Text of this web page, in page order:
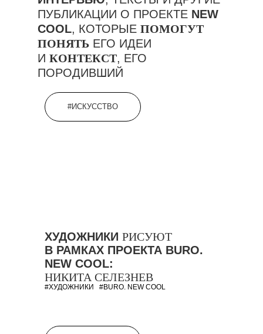
ПУБЛИКАЦИИ О ПРОЕКТЕ NEW
COOL, КОТОРЫЕ ПОМОГУТ
ПОНЯТЬ ЕГО ИДЕИ
И КОНТЕКСТ, ЕГО
ПОРОДИВШИЙ
#ИСКУССТВО
ХУДОЖНИКИ РИСУЮТ
В РАМКАХ ПРОЕКТА BURO.
NEW COOL:
НИКИТА СЕЛЕЗНЕВ
#ХУДОЖНИКИ #BURO. NEW COOL